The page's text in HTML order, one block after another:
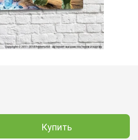
Купить